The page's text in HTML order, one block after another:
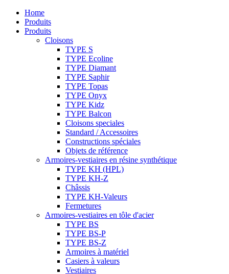
Home
Produits
Produits
Cloisons
TYPE S
TYPE Ecoline
TYPE Diamant
TYPE Saphir
TYPE Topas
TYPE Onyx
TYPE Kidz
TYPE Balcon
Cloisons speciales
Standard / Accessoires
Constructions spéciales
Objets de référence
Armoires-vestiaires en résine synthétique
TYPE KH (HPL)
TYPE KH-Z
Châssis
TYPE KH-Valeurs
Fermetures
Armoires-vestiaires en tôle d'acier
TYPE BS
TYPE BS-P
TYPE BS-Z
Armoires à matériel
Casiers à valeurs
Vestiaires